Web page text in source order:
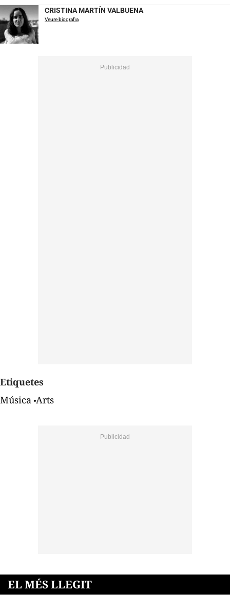
CRISTINA MARTÍN VALBUENA
Veure biografia
Etiquetes
Música Arts
EL MÉS LLEGIT